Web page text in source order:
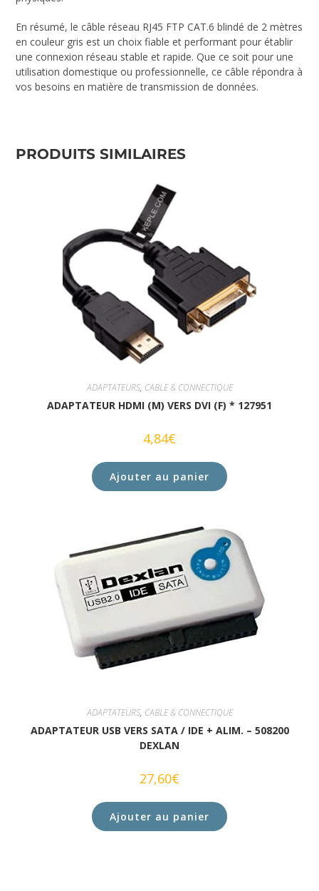
En résumé, le câble réseau RJ45 FTP CAT.6 blindé de 2 mètres
en couleur gris est un choix fiable et performant pour établir
une connexion réseau stable et rapide. Que ce soit pour une
utilisation domestique ou professionnelle, ce câble répondra à
vos besoins en matière de transmission de données.
PRODUITS SIMILAIRES
ADAPTATEURS, CABLE & CONNECTIQUE
ADAPTATEUR HDMI (M) VERS DVI (F) * 127951
4,84€
Ajouter au panier
ADAPTATEURS, CABLE & CONNECTIQUE
ADAPTATEUR USB VERS SATA / IDE + ALIM. – 508200
DEXLAN
27,60€
Ajouter au panier